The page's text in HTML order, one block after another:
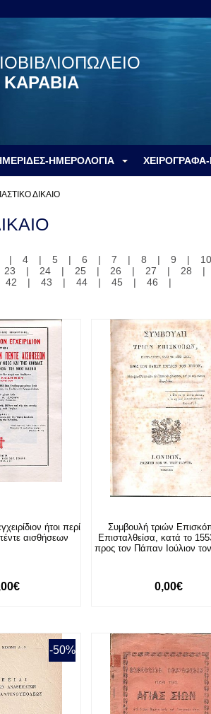
ΗΜΕΡΟΛΟΓΙΑ
ΔΙΚΑΙΟ
| 4 | 5 | 6 | 7 | 8 | 9 | 10
23 | 24 | 25 | 26 | 27 | 28 |
42 | 43 | 44 | 45 | 46 |
ήτοι περί
αισθήσεων
Συμβουλή τριών
Επισταλθείσα, κατά το
προς τον Πάπαν Ιούλιον
0,00€
-50%